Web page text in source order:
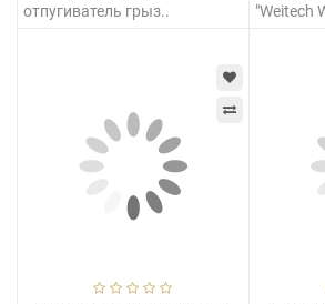
отпугиватель грыз..
"Weitech